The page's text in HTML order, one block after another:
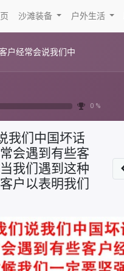
沙滩装备 户外生活
户经常会说我们中
0 %
我们中国坏话
会遇到有些客
我们遇到这种
户以表明我们